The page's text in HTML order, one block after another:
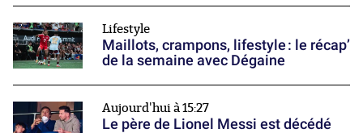
Lifestyle
Maillots, crampons, lifestyle : le récap’
de la semaine avec Dégaine
Aujourd'hui à 15:27
Le père de Lionel Messi est décédé